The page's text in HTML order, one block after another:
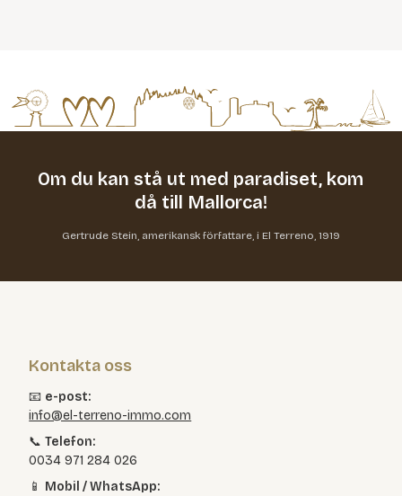
Om du kan stå ut med paradiset, kom
då till Mallorca!
Gertrude Stein, amerikansk författare, i El Terreno, 1919
Kontakta oss
📧 e-post:
info@el-terreno-immo.com
📞Telefon:
0034 971 284 026
📱 Mobil / WhatsApp: